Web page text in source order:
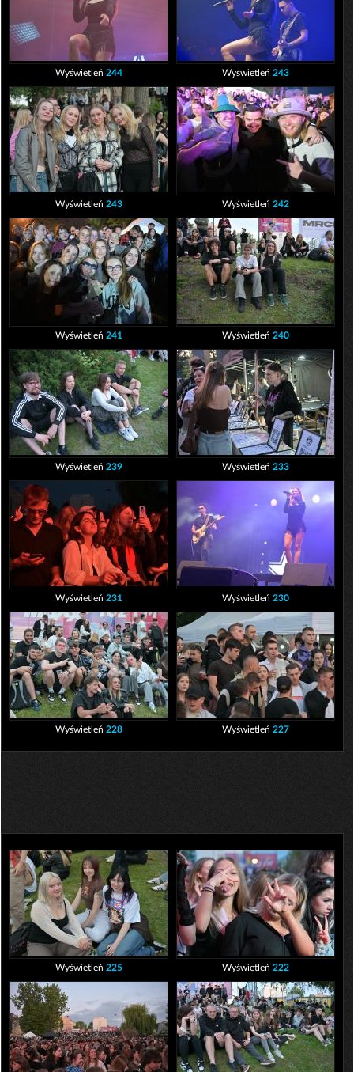
Wyświetleń 244 Wyświetleń 243
Wyświetleń 243 Wyświetleń 242
Wyświetleń 241 Wyświetleń 240
Wyświetleń 239 Wyświetleń 233
Wyświetleń 231 Wyświetleń 230
Wyświetleń 228 Wyświetleń 227
Wyświetleń 225 Wyświetleń 222